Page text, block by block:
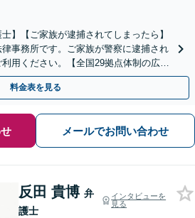
】【ご家族が逮捕されてしまったら】
事務所です。ご家族が警察に逮捕され
用ください。【全国29拠点体制の広域
の電話相談可(予約制)】
料金表を見る
メールでお問い合わせ
反田 貴博 弁
護士
インタビューを
見る